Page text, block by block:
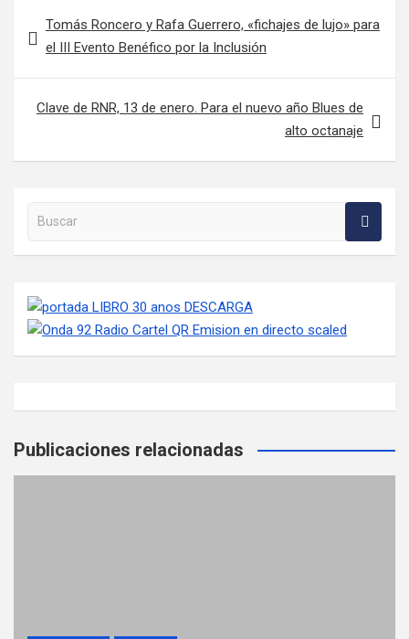
Tomás Roncero y Rafa Guerrero, «fichajes de lujo» para
el III Evento Benéfico por la Inclusión
Clave de RNR, 13 de enero. Para el nuevo año Blues de
alto octanaje
Buscar en la web
Publicaciones relacionadas